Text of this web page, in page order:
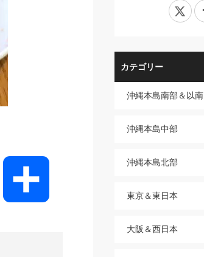
Email
X
カテゴリー
沖縄本島南部＆以南
沖縄本島中部
沖縄本島北部
東京＆東日本
大阪＆西日本